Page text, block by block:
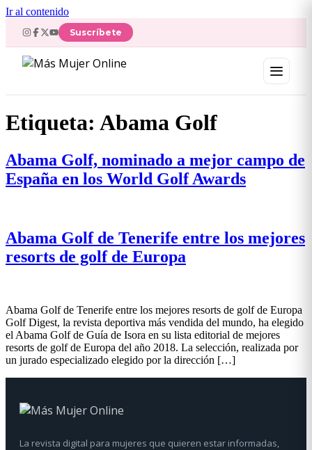
Ir al contenido
Suscríbete
Etiqueta: Abama Golf
Abama Golf, nominado a mejor campo de
España en los World Golf Awards
Abama Golf de Tenerife entre los mejores
resorts de golf de Europa
Abama Golf de Tenerife entre los mejores resorts de golf de Europa
Golf Digest, la revista deportiva más vendida del mundo, ha elegido
el Abama Golf de Guía de Isora en su lista editorial de mejores
resorts de golf de Europa del año 2018. La selección, realizada por
un jurado especializado elegido por la dirección […]
La revista digital para mujeres que quieren estar informadas,